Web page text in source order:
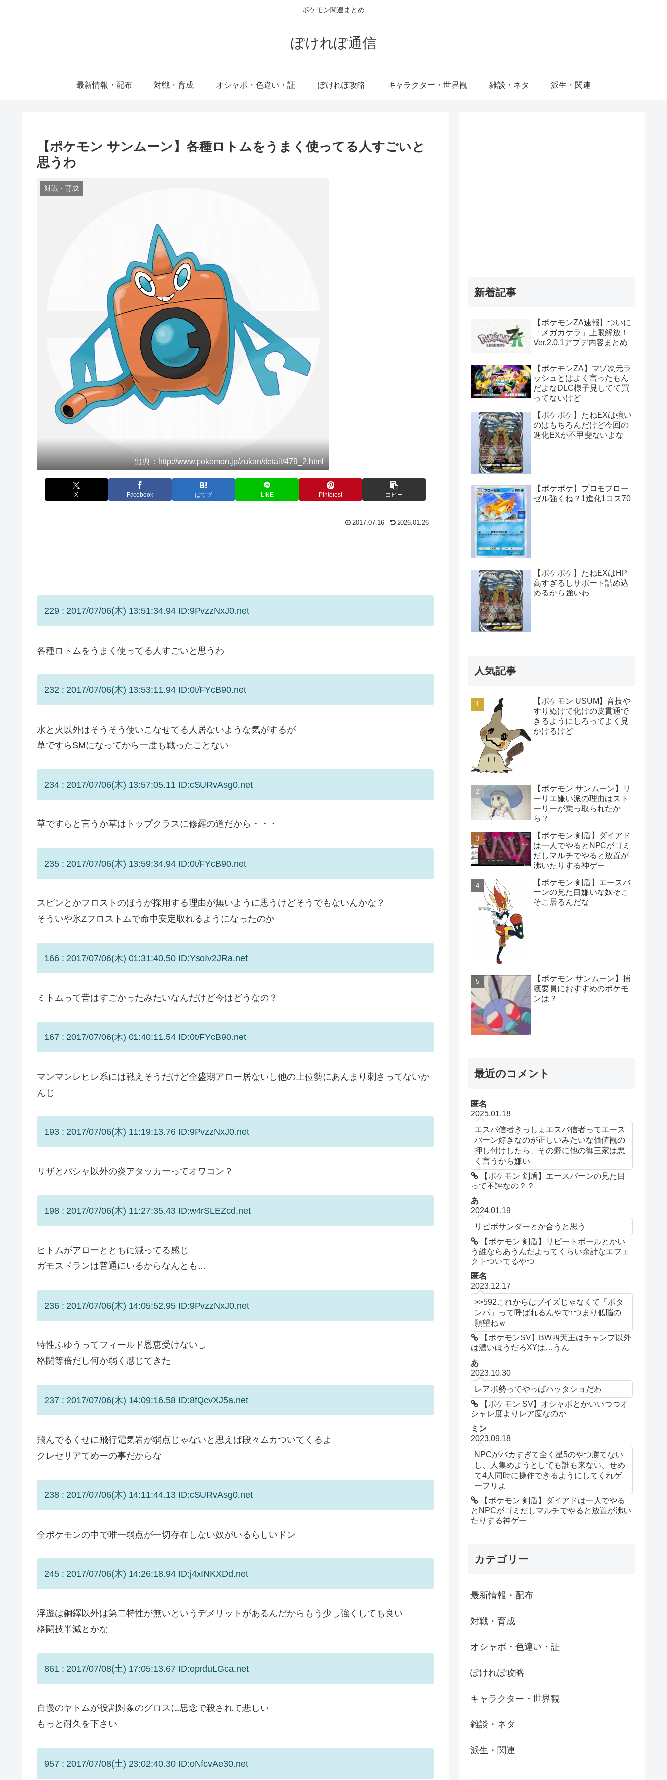
ポケモン関連まとめ
ぽけれぽ通信
最新情報・配布 対戦・育成 オシャボ・色違い・証 ぽけれぽ攻略 キャラクター・世界観 雑談・ネタ 派生・関連
【ポケモン サンムーン】各種ロトムをうまく使ってる人すごいと
思うわ
対戦・育成
出典：http://www.pokemon.jp/zukan/detail/479_2.html
X Facebook はてブ LINE Pinterest コピー
2017.07.16 2026.01.26
229 : 2017/07/06(木) 13:51:34.94 ID:9PvzzNxJ0.net
各種ロトムをうまく使ってる人すごいと思うわ
232 : 2017/07/06(木) 13:53:11.94 ID:0t/FYcB90.net
水と火以外はそうそう使いこなせてる人居ないような気がするが
草ですらSMになってから一度も戦ったことない
234 : 2017/07/06(木) 13:57:05.11 ID:cSURvAsg0.net
草ですらと言うか草はトップクラスに修羅の道だから・・・
235 : 2017/07/06(木) 13:59:34.94 ID:0t/FYcB90.net
スピンとかフロストのほうが採用する理由が無いように思うけどそうでもないんかな？
そういや氷Zフロストムで命中安定取れるようになったのか
166 : 2017/07/06(木) 01:31:40.50 ID:YsoIv2JRa.net
ミトムって昔はすごかったみたいなんだけど今はどうなの？
167 : 2017/07/06(木) 01:40:11.54 ID:0t/FYcB90.net
マンマンレヒレ系には戦えそうだけど全盛期アロー居ないし他の上位勢にあんまり刺さってないか
んじ
193 : 2017/07/06(木) 11:19:13.76 ID:9PvzzNxJ0.net
リザとバシャ以外の炎アタッカーってオワコン？
198 : 2017/07/06(木) 11:27:35.43 ID:w4rSLEZcd.net
ヒトムがアローとともに減ってる感じ
ガモスドランは普通にいるからなんとも…
236 : 2017/07/06(木) 14:05:52.95 ID:9PvzzNxJ0.net
特性ふゆうってフィールド恩恵受けないし
格闘等倍だし何か弱く感じてきた
237 : 2017/07/06(木) 14:09:16.58 ID:8fQcvXJ5a.net
飛んでるくせに飛行電気岩が弱点じゃないと思えば段々ムカついてくるよ
クレセリアてめーの事だからな
238 : 2017/07/06(木) 14:11:44.13 ID:cSURvAsg0.net
全ポケモンの中で唯一弱点が一切存在しない奴がいるらしいドン
245 : 2017/07/06(木) 14:26:18.94 ID:j4xINKXDd.net
浮遊は銅鐸以外は第二特性が無いというデメリットがあるんだからもう少し強くしても良い
格闘技半減とかな
861 : 2017/07/08(土) 17:05:13.67 ID:eprduLGca.net
自慢のヤトムが役割対象のグロスに思念で殺されて悲しい
もっと耐久を下さい
957 : 2017/07/08(土) 23:02:40.30 ID:oNfcvAe30.net
新着記事
【ポケモンZA速報】ついに
「メガカケラ」上限解放！
Ver.2.0.1アプデ内容まとめ
【ポケモンZA】マゾ次元ラ
ッシュとはよく言ったもん
だよなDLC様子見してて買
ってないけど
【ポケポケ】たねEXは強い
のはもちろんだけど今回の
進化EXが不甲斐ないよな
【ポケポケ】プロモフロー
ゼル強くね？1進化1コス70
【ポケポケ】たねEXはHP
高すぎるしサポート詰め込
めるから強いわ
人気記事
【ポケモン USUM】音技や
すりぬけで化けの皮貫通で
きるようにしろってよく見
かけるけど
【ポケモン サンムーン】リ
ーリエ嫌い派の理由はスト
ーリーが乗っ取られたか
ら？
【ポケモン 剣盾】ダイアド
は一人でやるとNPCがゴミ
だしマルチでやると放置が
沸いたりする神ゲー
【ポケモン 剣盾】エースバ
ーンの見た目嫌いな奴そこ
そこ居るんだな
【ポケモン サンムーン】捕
獲要員におすすめのポケモ
ンは？
最近のコメント
匿名
2025.01.18
エスバ信者きっしょエスバ信者ってエース
バーン好きなのが正しいみたいな価値観の
押し付けしたら、その癖に他の御三家は悪
く言うから嫌い
【ポケモン 剣盾】エースバーンの見た目
って不評なの？？
あ
2024.01.19
リピボサンダーとか合うと思う
【ポケモン 剣盾】リピートボールとかい
う誰ならあうんだよってくらい余計なエフェ
クトついてるやつ
匿名
2023.12.17
>>592これからはブイズじゃなくて「ボタ
ンパ」って呼ばれるんやで↑つまり低脳の
願望ねｗ
【ポケモンSV】BW四天王はチャンプ以外
は濃いほうだろXYは…うん
あ
2023.10.30
レアボ勢ってやっぱハッタショだわ
【ポケモン SV】オシャボとかいいつつオ
シャレ度よりレア度なのか
ミン
2023.09.18
NPCがバカすぎて全く星5のやつ勝てない
し、人集めようとしても誰も来ない、せめ
て4人同時に操作できるようにしてくれゲ
ーフリよ
【ポケモン 剣盾】ダイアドは一人でやる
とNPCがゴミだしマルチでやると放置が沸い
たりする神ゲー
カテゴリー
最新情報・配布
対戦・育成
オシャボ・色違い・証
ぽけれぽ攻略
キャラクター・世界観
雑談・ネタ
派生・関連